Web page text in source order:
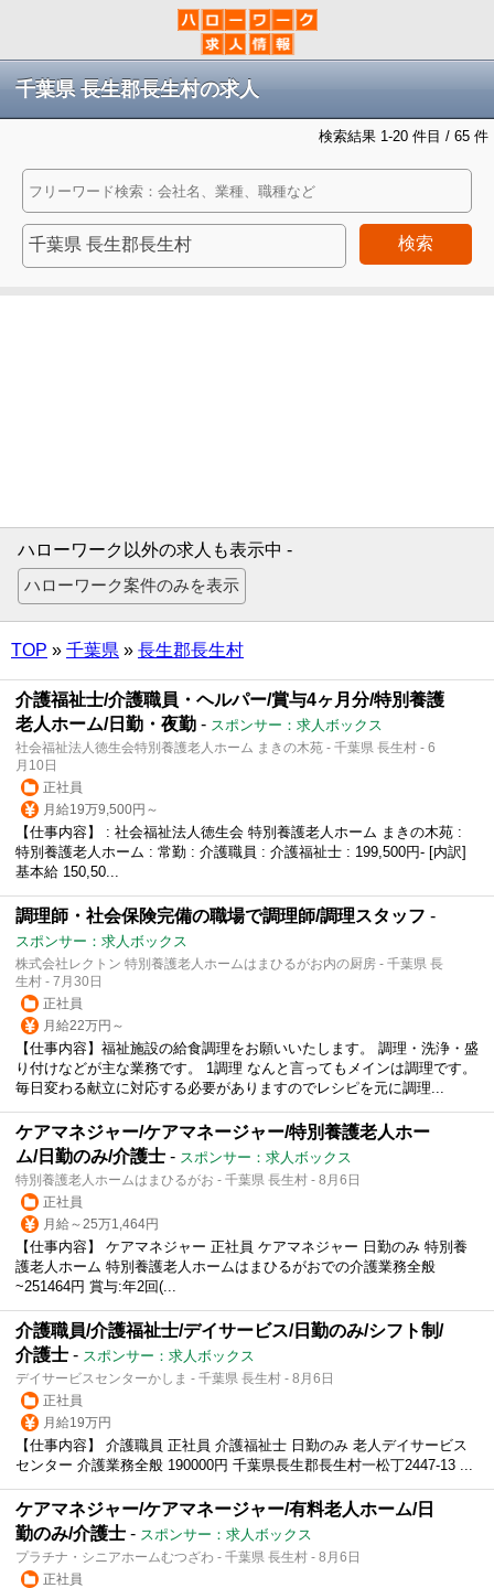
千葉県 長生郡長生村の求人
検索結果 1-20 件目 / 65 件
検索
ハローワーク以外の求人も表示中 -
TOP » 千葉県 » 長生郡長生村
介護福祉士/介護職員・ヘルパー/賞与4ヶ月分/特別養護
老人ホーム/日勤・夜勤 - スポンサー：求人ボックス
社会福祉法人徳生会特別養護老人ホーム まきの木苑 - 千葉県 長生村 - 6
月10日
正社員
月給19万9,500円～
【仕事内容】 : 社会福祉法人徳生会 特別養護老人ホーム まきの木苑 :
特別養護老人ホーム : 常勤 : 介護職員 : 介護福祉士 : 199,500円- [内訳]
基本給 150,50...
調理師・社会保険完備の職場で調理師/調理スタッフ -
スポンサー：求人ボックス
株式会社レクトン 特別養護老人ホームはまひるがお内の厨房 - 千葉県 長
生村 - 7月30日
正社員
月給22万円～
【仕事内容】福祉施設の給食調理をお願いいたします。 調理・洗浄・盛
り付けなどが主な業務です。 1調理 なんと言ってもメインは調理です。
毎日変わる献立に対応する必要がありますのでレシピを元に調理...
ケアマネジャー/ケアマネージャー/特別養護老人ホー
ム/日勤のみ/介護士 - スポンサー：求人ボックス
特別養護老人ホームはまひるがお - 千葉県 長生村 - 8月6日
正社員
月給～25万1,464円
【仕事内容】 ケアマネジャー 正社員 ケアマネジャー 日勤のみ 特別養
護老人ホーム 特別養護老人ホームはまひるがおでの介護業務全般
~251464円 賞与:年2回(...
介護職員/介護福祉士/デイサービス/日勤のみ/シフト制/
介護士 - スポンサー：求人ボックス
デイサービスセンターかしま - 千葉県 長生村 - 8月6日
正社員
月給19万円
【仕事内容】 介護職員 正社員 介護福祉士 日勤のみ 老人デイサービス
センター 介護業務全般 190000円 千葉県長生郡長生村一松丁2447-13 ...
ケアマネジャー/ケアマネージャー/有料老人ホーム/日
勤のみ/介護士 - スポンサー：求人ボックス
プラチナ・シニアホームむつざわ - 千葉県 長生村 - 8月6日
正社員